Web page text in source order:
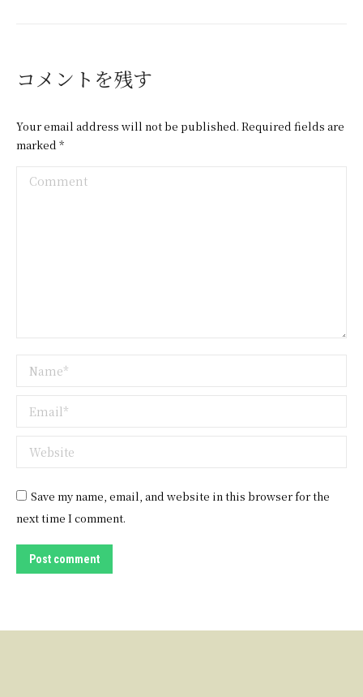
コメントを残す
Your email address will not be published. Required fields are
marked*
Comment
Name *
Email *
Website
Save my name, email, and website in this browser for the
next time I comment.
Post comment